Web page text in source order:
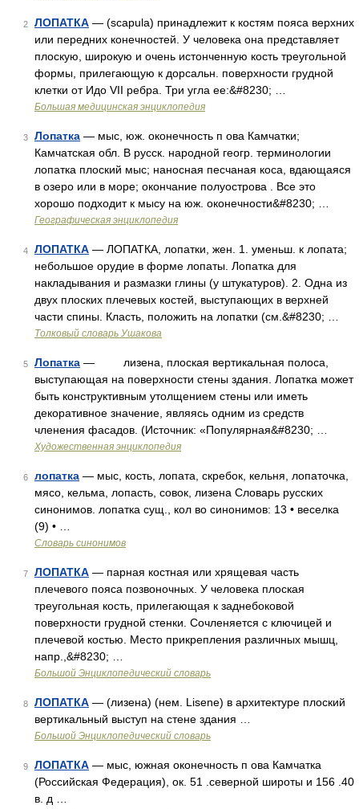
2 ЛОПАТКА — (scapula) принадлежит к костям пояса верхних
или передних конечностей. У человека она представляет
плоскую, широкую и очень истонченную кость треугольной
формы, прилегающую к дорсальн. поверхности грудной
клетки от Идо VII ребра. Три угла ее:&#8230; …
Большая медицинская энциклопедия
3 Лопатка — мыс, юж. оконечность п ова Камчатки;
Камчатская обл. В русск. народной геогр. терминологии
лопатка плоский мыс; наносная песчаная коса, вдающаяся
в озеро или в море; окончание полуострова . Все это
хорошо подходит к мысу на юж. оконечности&#8230; …
Географическая энциклопедия
4 ЛОПАТКА — ЛОПАТКА, лопатки, жен. 1. уменьш. к лопата;
небольшое орудие в форме лопаты. Лопатка для
накладывания и размазки глины (у штукатуров). 2. Одна из
двух плоских плечевых костей, выступающих в верхней
части спины. Класть, положить на лопатки (см.&#8230; …
Толковый словарь Ушакова
5 Лопатка — лизена, плоская вертикальная полоса,
выступающая на поверхности стены здания. Лопатка может
быть конструктивным утолщением стены или иметь
декоративное значение, являясь одним из средств
членения фасадов. (Источник: «Популярная&#8230; …
Художественная энциклопедия
6 лопатка — мыс, кость, лопата, скребок, кельня, лопаточка,
мясо, кельма, лопасть, совок, лизена Словарь русских
синонимов. лопатка сущ., кол во синонимов: 13 • веселка
(9) • …
Словарь синонимов
7 ЛОПАТКА — парная костная или хрящевая часть
плечевого пояса позвоночных. У человека плоская
треугольная кость, прилегающая к заднебоковой
поверхности грудной стенки. Сочленяется с ключицей и
плечевой костью. Место прикрепления различных мышц,
напр.,&#8230; …
Большой Энциклопедический словарь
8 ЛОПАТКА — (лизена) (нем. Lisene) в архитектуре плоский
вертикальный выступ на стене здания …
Большой Энциклопедический словарь
9 ЛОПАТКА — мыс, южная оконечность п ова Камчатка
(Российская Федерация), ок. 51 .северной широты и 156 .40
в. д …